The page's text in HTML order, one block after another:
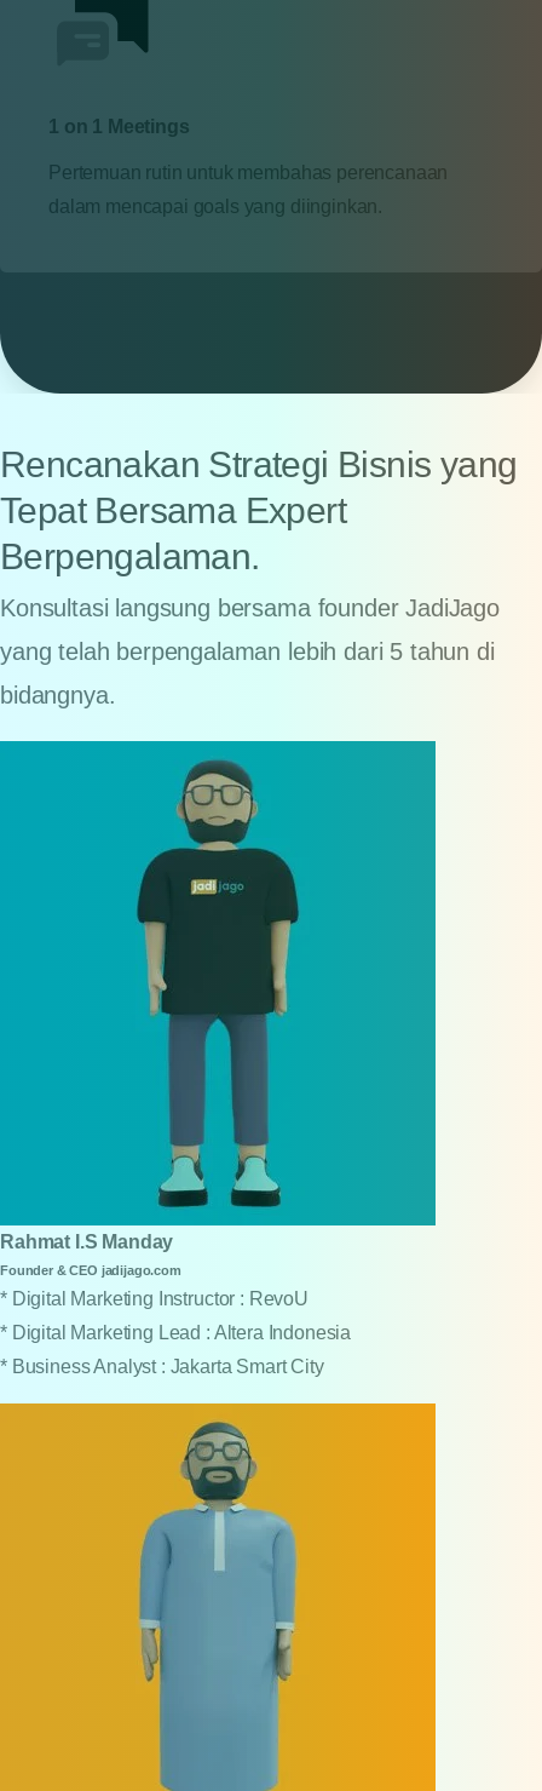
1 on 1 Meetings
Pertemuan rutin untuk membahas perencanaan
dalam mencapai goals yang diinginkan.
Rencanakan Strategi Bisnis yang
Tepat Bersama Expert
Berpengalaman.
Konsultasi langsung bersama founder JadiJago
yang telah berpengalaman lebih dari 5 tahun di
bidangnya.
Rahmat I.S Manday
Founder & CEO jadijago.com
* Digital Marketing Instructor : RevoU
* Digital Marketing Lead : Altera Indonesia
* Business Analyst : Jakarta Smart City